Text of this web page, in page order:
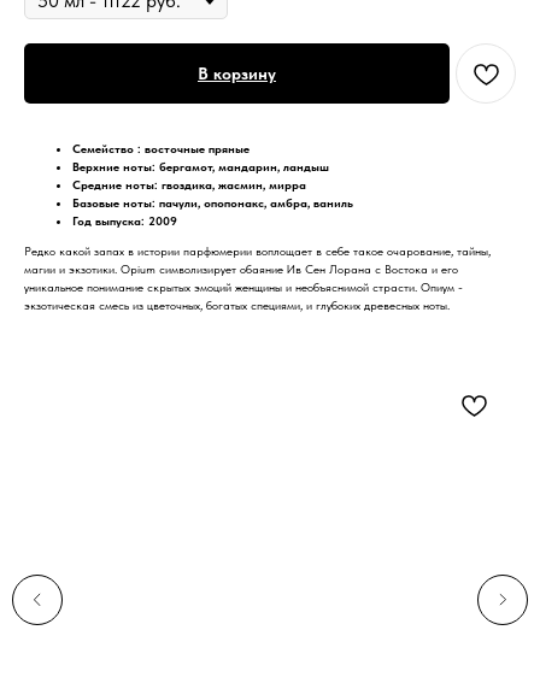
В корзину
Семейство : восточные пряные
Верхние ноты: бергамот, мандарин, ландыш
Средние ноты: гвоздика, жасмин, мирра
Базовые ноты: пачули, опопонакс, амбра, ваниль
Год выпуска: 2009
Редко какой запах в истории парфюмерии воплощает в себе такое очарование, тайны,
магии и экзотики. Opium символизирует обаяние Ив Сен Лорана с Востока и его
уникальное понимание скрытых эмоций женщины и необъяснимой страсти. Опиум -
экзотическая смесь из цветочных, богатых специями, и глубоких древесных ноты.